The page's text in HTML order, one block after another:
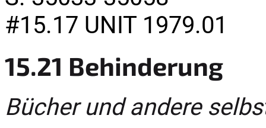
#15.17 UNIT 1979.01
15.21 Behinderung
Bücher und andere